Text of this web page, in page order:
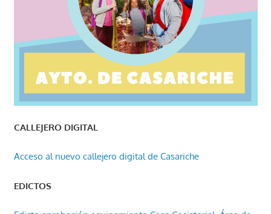
CALLEJERO DIGITAL
Acceso al nuevo callejero digital de Casariche
EDICTOS